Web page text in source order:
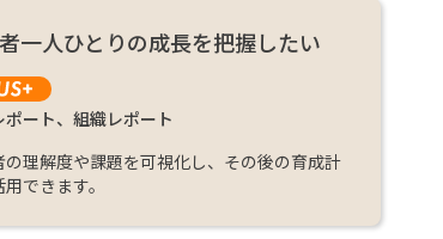
一人ひとりの成長を把握したい
ポート、組織レポート
の理解度や課題を可視化し、その後の育成計
できます。